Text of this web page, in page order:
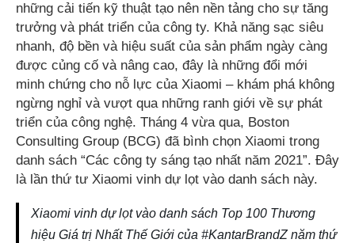
những cải tiến kỹ thuật tạo nên nền tảng cho sự tăng
trưởng và phát triển của công ty. Khả năng sạc siêu
nhanh, độ bền và hiệu suất của sản phẩm ngày càng
được củng cố và nâng cao, đây là những đổi mới
minh chứng cho nỗ lực của Xiaomi – khám phá không
ngừng nghỉ và vượt qua những ranh giới về sự phát
triển của công nghệ. Tháng 4 vừa qua, Boston
Consulting Group (BCG) đã bình chọn Xiaomi trong
danh sách “Các công ty sáng tạo nhất năm 2021”. Đây
là lần thứ tư Xiaomi vinh dự lọt vào danh sách này.
Xiaomi vinh dự lọt vào danh sách Top 100 Thương
hiệu Giá trị Nhất Thế Giới của #KantarBrandZ năm thứ